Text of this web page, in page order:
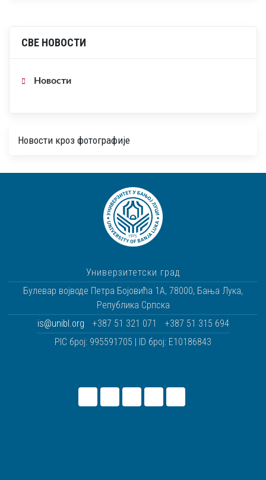
СВЕ НОВОСТИ
Новости
Новости кроз фотографије
Универзитетски град
Булевар војводе Петра Бојовића 1А, 78000, Бања Лука,
Република Српска
is@unibl.org
+387 51 321 071
+387 51 315 694
PIC број: 995591705 | ID број: E10186843